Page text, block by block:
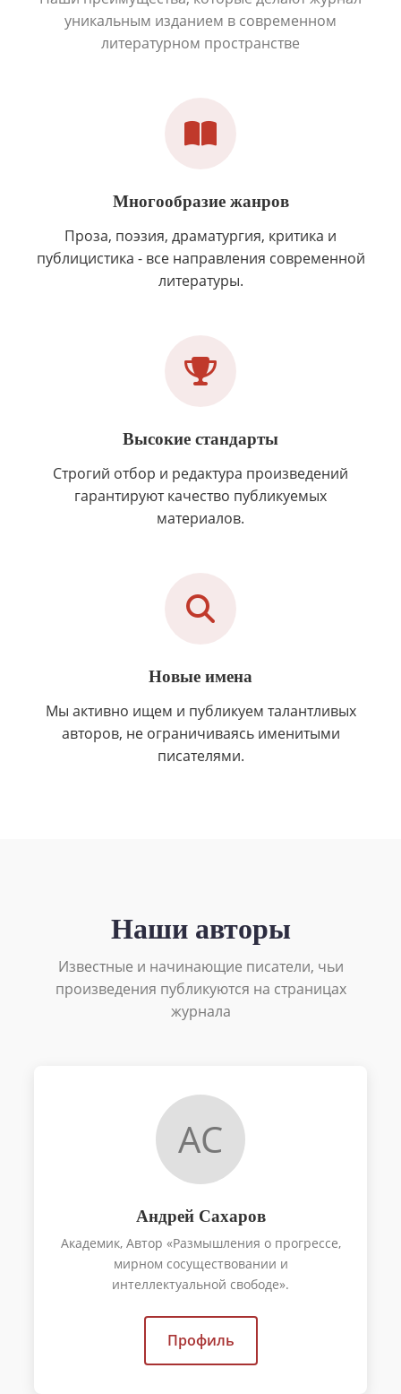
уникальным изданием в современном
литературном пространстве
Многообразие жанров
Проза, поэзия, драматургия, критика и
публицистика - все направления современной
литературы.
Высокие стандарты
Строгий отбор и редактура произведений
гарантируют качество публикуемых
материалов.
Новые имена
Мы активно ищем и публикуем талантливых
авторов, не ограничиваясь именитыми
писателями.
Наши авторы
Известные и начинающие писатели, чьи
произведения публикуются на страницах
журнала
АС
Андрей Сахаров
Академик, Автор «Размышления о прогрессе,
мирном сосуществовании и
интеллектуальной свободе».
Профиль